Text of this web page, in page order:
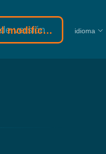
versión
Gamebuff idioma